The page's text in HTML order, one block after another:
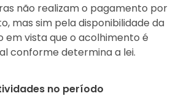
não realizam o pagamento por
mas sim pela disponibilidade da
em vista que o acolhimento é
conforme determina a lei.
no período